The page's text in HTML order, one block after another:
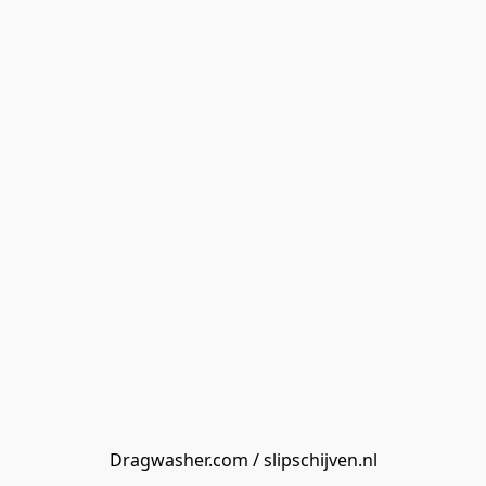
Dragwasher.com / slipschijven.nl